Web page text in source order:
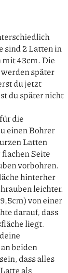
sind 2 Latten in
mit 43cm. Die
später
du jetzt
du später nicht
die
einen Bohrer
Latten
Seite
vorbohren.
hinterher
leichter.
von einer
darauf, dass
liegt.
beiden
dass alles
als